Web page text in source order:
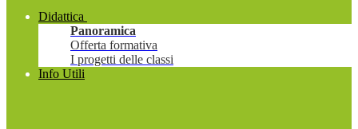
Didattica
Panoramica
Offerta formativa
I progetti delle classi
Info Utili